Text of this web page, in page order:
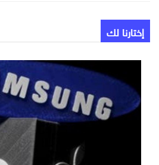
إختارنا لك